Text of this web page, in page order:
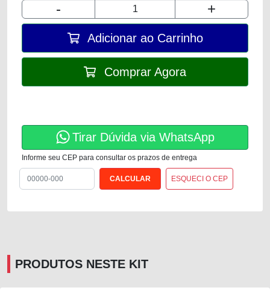
- +
Adicionar ao Carrinho
Comprar Agora
Tirar Dúvida via WhatsApp
Informe seu CEP para consultar os prazos de entrega
ESQUECI O CEP
PRODUTOS NESTE KIT